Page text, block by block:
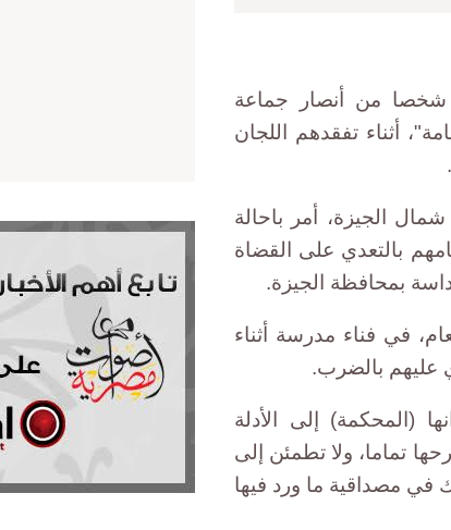
قضت محكمة جنايات الجيزة، اليوم الأربعاء، ببراءة 11 شخصا من أنصار جماعة
أثناء تفقدهم اللجان
الجيزة، أمر باحالة
بالتعدي على القضاة
3 وكلاء للنائب العام، في فناء مدرسة أثناء
(المحكمة) إلى الأدلة
تماما، ولا تطمئن إلى
في مصداقية ما ورد فيها